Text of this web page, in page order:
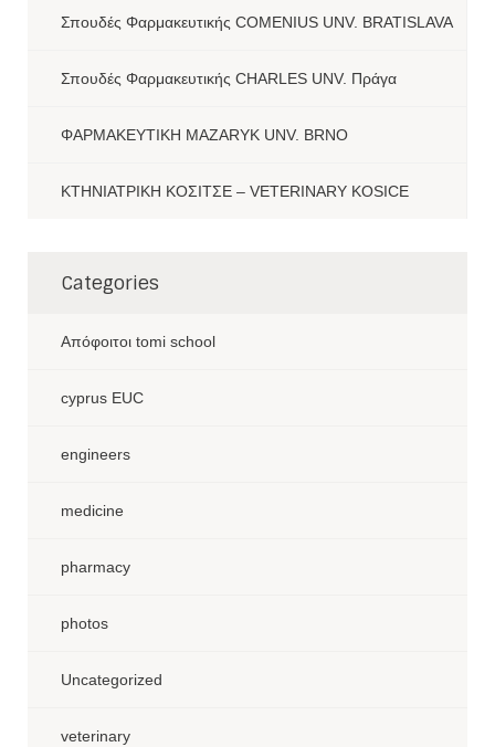
Σπουδές Φαρμακευτικής COMENIUS UNV. BRATISLAVA
Σπουδές Φαρμακευτικής CHARLES UNV. Πράγα
ΦΑΡΜΑΚΕΥΤΙΚΗ MAZARYK UNV. BRNO
ΚΤΗΝΙΑΤΡΙΚΗ ΚΟΣΙΤΣΕ – VETERINARY KOSICE
Categories
Aπόφοιτοι tomi school
cyprus EUC
engineers
medicine
pharmacy
photos
Uncategorized
veterinary